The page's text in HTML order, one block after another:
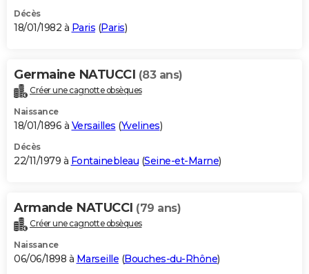
Décès
18/01/1982 à Paris (Paris)
Germaine NATUCCI (83 ans)
Créer une cagnotte obsèques
Naissance
18/01/1896 à Versailles (Yvelines)
Décès
22/11/1979 à Fontainebleau (Seine-et-Marne)
Armande NATUCCI (79 ans)
Créer une cagnotte obsèques
Naissance
06/06/1898 à Marseille (Bouches-du-Rhône)